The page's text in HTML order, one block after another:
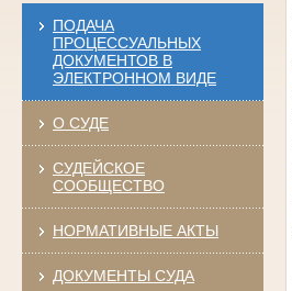
ПОДАЧА
ПРОЦЕССУАЛЬНЫХ
ДОКУМЕНТОВ В
ЭЛЕКТРОННОМ ВИДЕ
О СУДЕ
СУДЕЙСКОЕ
СООБЩЕСТВО
НОРМАТИВНЫЕ АКТЫ
ДОКУМЕНТЫ СУДА